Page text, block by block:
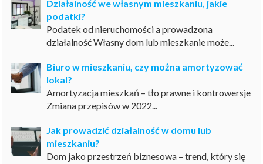
Działalność we własnym mieszkaniu, jakie
podatki?
Podatek od nieruchomości a prowadzona
działalność Własny dom lub mieszkanie może...
Biuro w mieszkaniu, czy można amortyzować
lokal?
Amortyzacja mieszkań – tło prawne i kontrowersje
Zmiana przepisów w 2022...
Jak prowadzić działalność w domu lub
mieszkaniu?
Dom jako przestrzeń biznesowa – trend, który się